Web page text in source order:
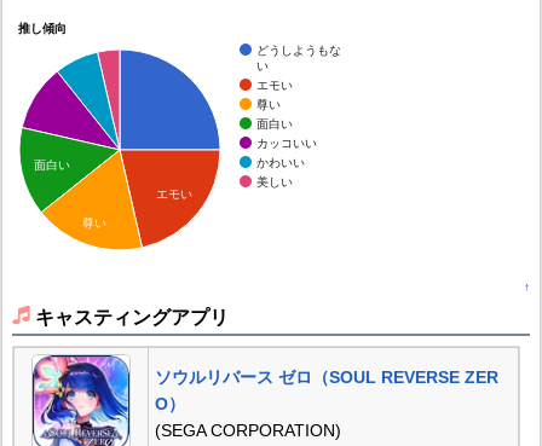
推し傾向
どうしようもな
い
エモい
尊い
面白い
カッコいい
かわいい
美しい
エモい
面白い
尊い
↑
キャスティングアプリ
ソウルリバース ゼロ（SOUL REVERSE ZER
O）
(SEGA CORPORATION)